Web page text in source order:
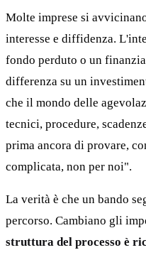
Molte imprese si
interesse e diffidenza.
fondo perduto o un
differenza su un
che il mondo delle
tecnici, procedure,
prima ancora di provare,
complicata, non per noi".
La verità è che un bando
percorso. Cambiano gli
struttura del processo è